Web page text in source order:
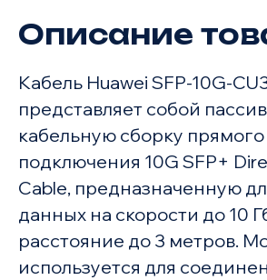
Товар
Описание
Кабель Huawei SFP-10G-
представляет собой
кабельную сборку прямого
подключения 10G SFP+
Cable, предназначенную
данных на скорости до 10
расстояние до 3 метров.
используется для